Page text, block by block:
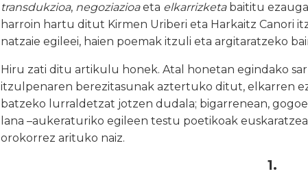
transdukzioa, negoziazioaeta elkarrizketabaititu
harroin hartu ditut Kirmen Uriberi eta Harkaitz Canori
natzaie egileei, haien poemak itzuli eta argitaratzeko
Hiru zati ditu artikulu honek. Atal honetan egindako
itzulpenaren berezitasunak aztertuko ditut, elkarren
batzeko lurraldetzat jotzen dudala; bigarrenean,
lana –aukeraturiko egileen testu poetikoak
orokorrez arituko naiz.
1.